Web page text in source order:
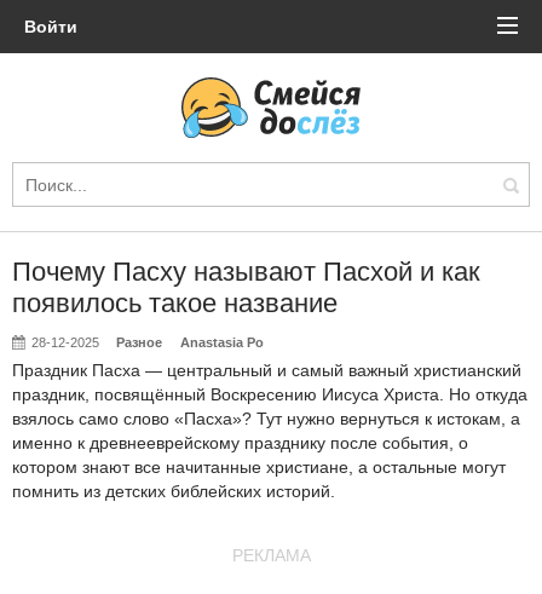
Войти
Почему Пасху называют Пасхой и как
появилось такое название
28-12-2025 Разное Anastasia Po
Праздник Пасха — центральный и самый важный христианский
праздник, посвящённый Воскресению Иисуса Христа. Но откуда
взялось само слово «Пасха»? Тут нужно вернуться к истокам, а
именно к древнееврейскому празднику после события, о
котором знают все начитанные христиане, а остальные могут
помнить из детских библейских историй.
РЕКЛАМА